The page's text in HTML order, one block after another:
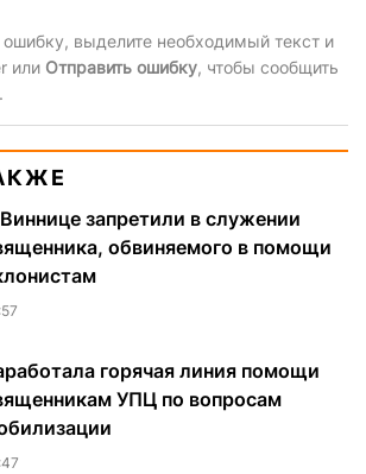
выделите необходимый текст и
или Отправить ошибку, чтобы сообщить
запретили в служении
обвиняемого в помощи
горячая линия помощи
УПЦ по вопросам